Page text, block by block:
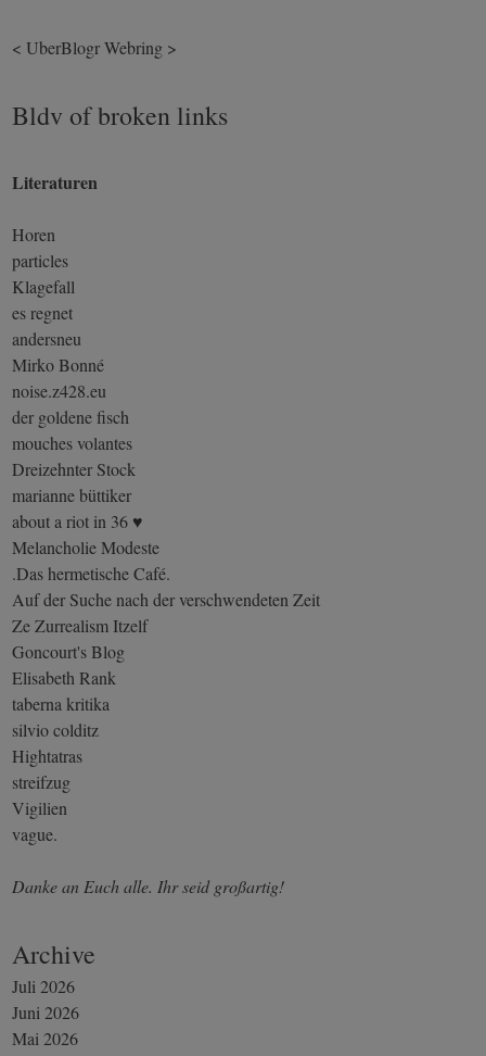
< UberBlogr Webring >
Bldv of broken links
Literaturen
Horen
particles
Klagefall
es regnet
andersneu
Mirko Bonné
noise.z428.eu
der goldene fisch
mouches volantes
Dreizehnter Stock
marianne büttiker
about a riot in 36 ♥
Melancholie Modeste
.Das hermetische Café.
Auf der Suche nach der verschwendeten Zeit
Ze Zurrealism Itzelf
Goncourt's Blog
Elisabeth Rank
taberna kritika
silvio colditz
Hightatras
streifzug
Vigilien
vague.
Danke an Euch alle. Ihr seid großartig!
Archive
Juli 2026
Juni 2026
Mai 2026